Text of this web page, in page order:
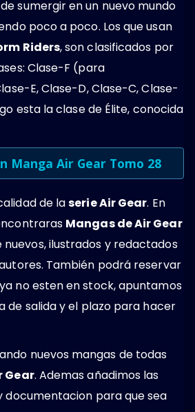
sumergir en un nuevo mundo
poco a poco. Los que usan
Riders, son clasificados por
Clase-F (para
E, Clase-D, Clase-C, Clase-
esta la clase de Élite, conocida
Manga Air Gear Tomo 28
de laserie Air Gear. En
Mangas de Air Gear
ilustrados y redactados
También podrá reservar
no esten en stock, apuntamos
de salida y el plazo para hacer
nuevos mangas de todas
Gear. Ademas añadimos las
documentacion para que sea